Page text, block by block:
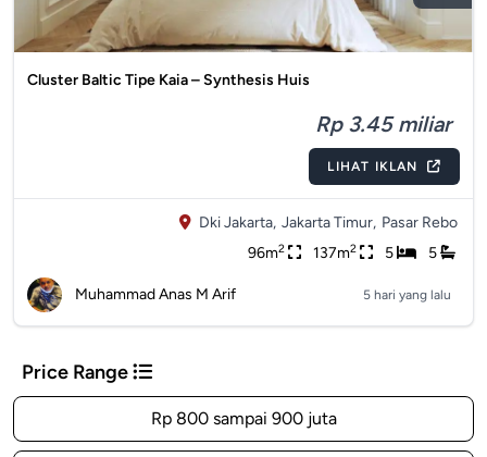
Cluster Baltic Tipe Kaia – Synthesis Huis
Rp 3.45 miliar
LIHAT IKLAN
Dki Jakarta, Jakarta Timur, Pasar Rebo
96m2 137m2 5 5
Muhammad Anas M Arif 5 hari yang lalu
Price Range
Rp 800 sampai 900 juta